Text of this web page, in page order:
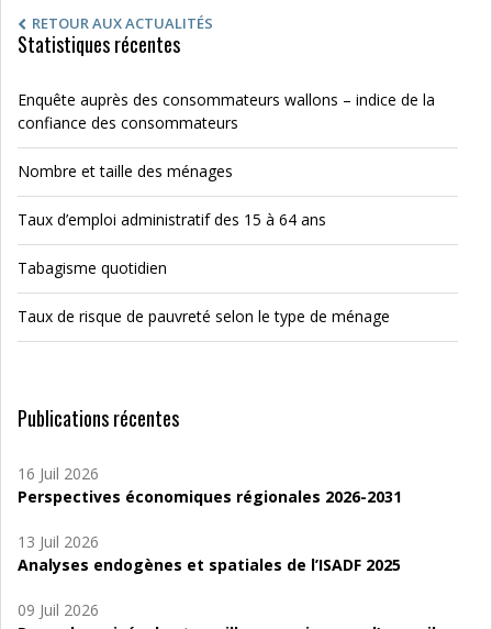
RETOUR AUX ACTUALITÉS
Statistiques récentes
Enquête auprès des consommateurs wallons – indice de la
confiance des consommateurs
Nombre et taille des ménages
Taux d’emploi administratif des 15 à 64 ans
Tabagisme quotidien
Taux de risque de pauvreté selon le type de ménage
Publications récentes
16 Juil 2026
Perspectives économiques régionales 2026-2031
13 Juil 2026
Analyses endogènes et spatiales de l’ISADF 2025
09 Juil 2026